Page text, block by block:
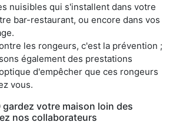
nuisibles qui s'installent dans votre
bar-restaurant, ou encore dans vos
les rongeurs, c'est la prévention ;
également des prestations
d'empêcher que ces rongeurs
vous.
gardez votre maison loin des
nos collaborateurs